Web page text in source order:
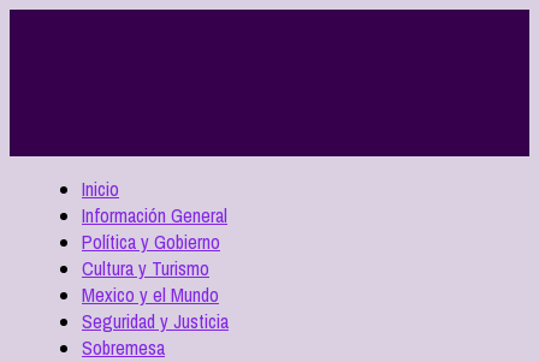
Inicio
Información General
Política y Gobierno
Cultura y Turismo
Mexico y el Mundo
Seguridad y Justicia
Sobremesa